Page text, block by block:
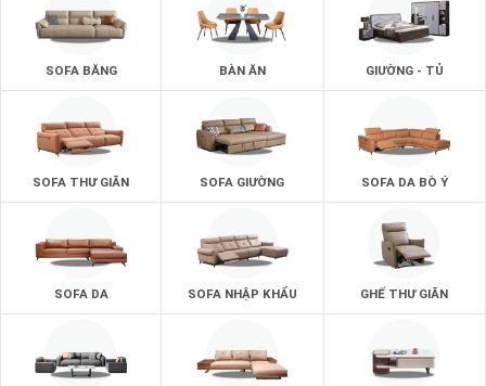
SOFA BĂNG BÀN ĂN GIƯỜNG - TỦ
SOFA THƯ GIÃN SOFA GIƯỜNG SOFA DA BÒ Ý
SOFA DA SOFA NHẬP KHẨU GHẾ THƯ GIÃN